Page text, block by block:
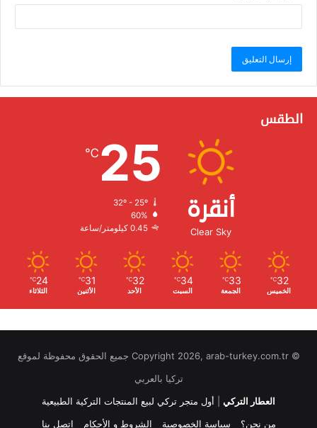
الطقس
أنقرة
Clear Sky
25
℃
32º - 25º
الرطوبة:
الرياح:0.45 كيلومتر/ساعة
32
℃
الخميس
33
℃
الجمعة
34
℃
السبت
32
℃
الأحد
31
℃
الأثنين
24
℃
الثلاثاء
© Copyright 2026, arab-turkey.com.tr جميع الحقوق محفوظة لموقع
تركيا بالعربي
العطار التركي
أول متجر تركي لبيع المنتجات التركية الطبيعية
من نحن؟
سياسة الخصوصية الشروط و الأحكام اتصل بنا